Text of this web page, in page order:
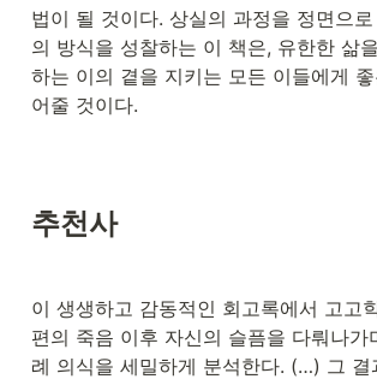
법이 될 것이다. 상실의 과정을 정면으
의 방식을 성찰하는 이 책은, 유한한 삶
하는 이의 곁을 지키는 모든 이들에게
어줄 것이다.
추천사
이 생생하고 감동적인 회고록에서 고고
편의 죽음 이후 자신의 슬픔을 다뤄나가
례 의식을 세밀하게 분석한다. (…) 그 결